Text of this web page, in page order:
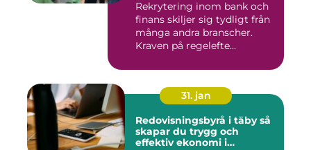
Rekrytering inom bank och
finans skiljer sig tydligt från
många andra branscher.
Kraven på regelefte...
31. jan
Redovisningsbyrå i täby så
skapar du trygg och
effektiv ekonomi i